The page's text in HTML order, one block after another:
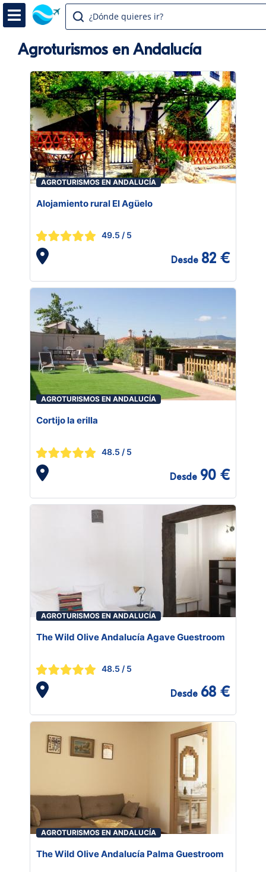
¿Dónde quieres ir?
Agroturismos en Andalucía
AGROTURISMOS EN ANDALUCÍA
Alojamiento rural El Agüelo
49.5 / 5
Desde 82 €
AGROTURISMOS EN ANDALUCÍA
Cortijo la erilla
48.5 / 5
Desde 90 €
AGROTURISMOS EN ANDALUCÍA
The Wild Olive Andalucía Agave Guestroom
48.5 / 5
Desde 68 €
AGROTURISMOS EN ANDALUCÍA
The Wild Olive Andalucía Palma Guestroom